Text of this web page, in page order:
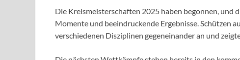
Die Kreismeisterschaften 2025 haben begonnen,
Momente und beeindruckende Ergebnisse. Schützen
verschiedenen Disziplinen gegeneinander an und